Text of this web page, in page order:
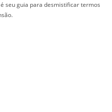
seu guia para desmistificar termos